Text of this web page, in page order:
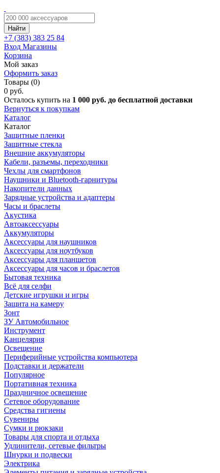
Найти
+7 (383) 383 25 84
Вход Магазины
Корзина
Мой заказ
Оформить заказ
Товары (0)
0 руб.
Осталось купить на 1 000 руб. до бесплатной доставки
Вернуться к покупкам
Каталог
Каталог
Защитные пленки
Защитные стекла
Внешние аккумуляторы
Кабели, разъемы, переходники
Чехлы для смартфонов
Наушники и Bluetooth-гарнитуры
Накопители данных
Зарядные устройства и адаптеры
Часы и браслеты
Акустика
Автоаксессуары
Аккумуляторы
Аксессуары для наушников
Аксессуары для ноутбуков
Аксессуары для планшетов
Аксессуары для часов и браслетов
Бытовая техника
Всё для селфи
Детские игрушки и игры
Защита на камеру
Зонт
ЗУ Автомобильное
Инструмент
Канцелярия
Освещение
Периферийные устройства компьютера
Подставки и держатели
Популярное
Портативная техника
Праздничное освещение
Сетевое оборудование
Средства гигиены
Сувениры
Сумки и рюкзаки
Товары для спорта и отдыха
Удлинители, сетевые фильтры
Шнурки и подвески
Электрика